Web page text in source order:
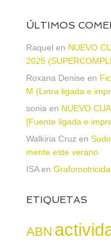
ÚLTIMOS
Raquel en NUEVO
2025
Roxana Denise en
M (Letra ligada e
sonia en NUEVO
[Fuente ligada e
Walkiria Cruz en
mente este verano
ISAen
ETIQUETAS
ABN